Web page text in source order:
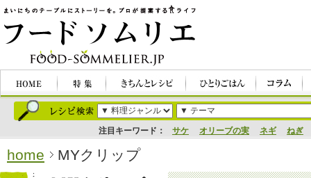
注目キーワード： サケ オリーブの実 ネギ ねぎ
home MYクリップ